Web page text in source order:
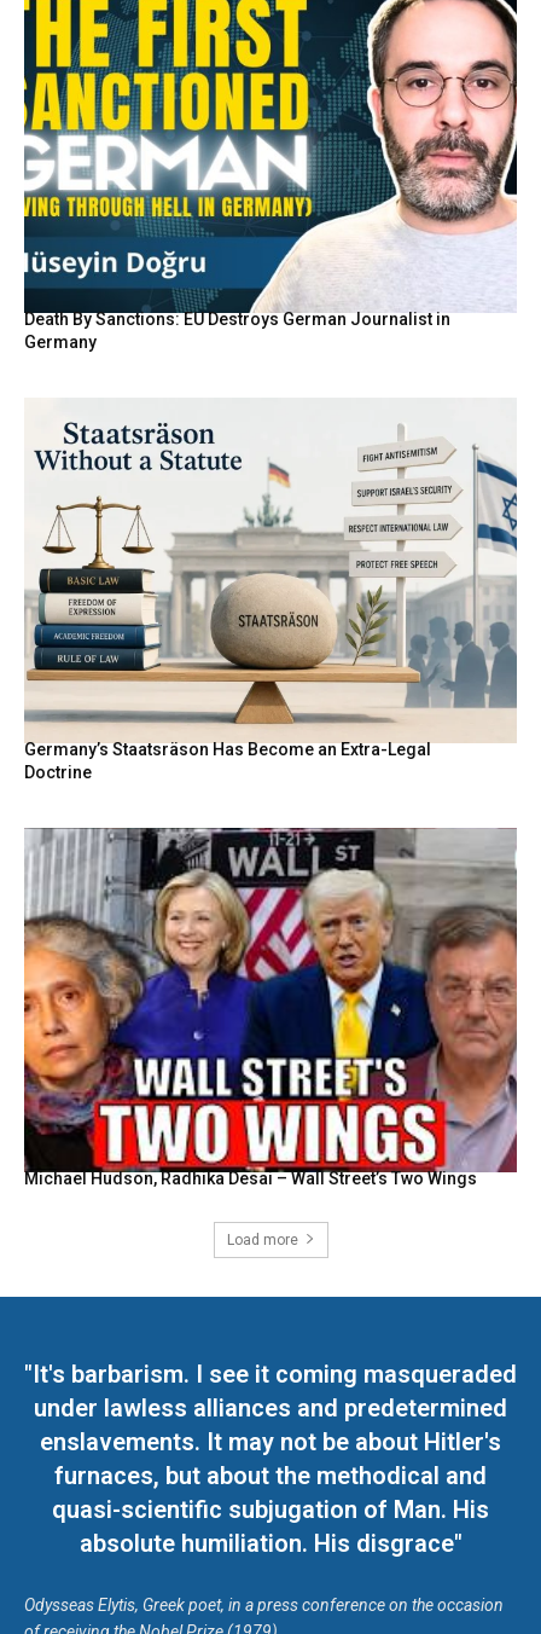
Death By Sanctions: EU Destroys German Journalist in
Germany
Germany’s Staatsräson Has Become an Extra-Legal
Doctrine
Michael Hudson, Radhika Desai – Wall Street’s Two Wings
Load more
"It's barbarism. I see it coming masqueraded
under lawless alliances and predetermined
enslavements. It may not be about Hitler's
furnaces, but about the methodical and
quasi-scientific subjugation of Man. His
absolute humiliation. His disgrace"
Odysseas Elytis, Greek poet, in a press conference on the occasion